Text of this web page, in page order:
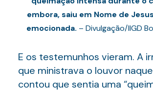
embora, saiu em Nome de
emocionada. – Divulgação/IIGD
E os testemunhos vieram. A
que ministrava o louvor
contou que sentia uma